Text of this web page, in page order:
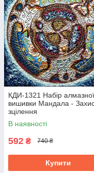
КДИ-1321 Набір алмазної
вишивки Мандала -
зцілення
В наявності
592 ₴ 740 ₴
Купити